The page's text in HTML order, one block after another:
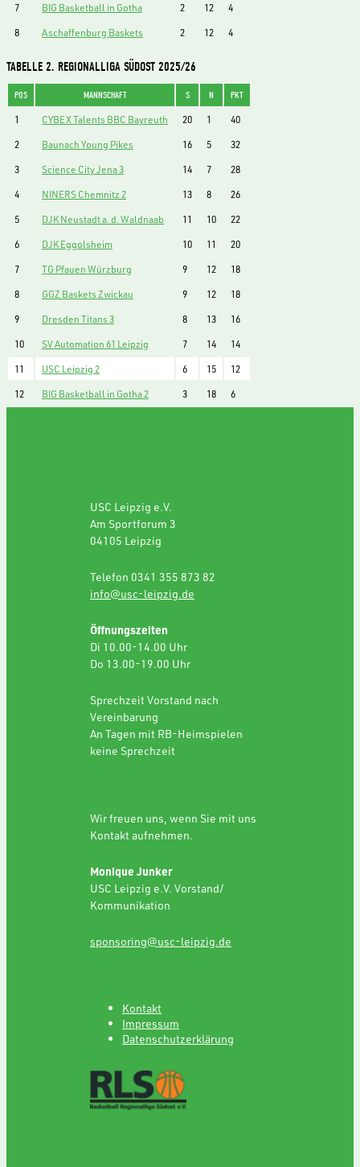
7
BIG Basketball in Gotha 2 12
4
8
Aschaffenburg Baskets 2 12 4
TABELLE 2. REGIONALLIGA SÜDOST 2025/26
POS MANNSCHAFT S N PKT
1 CYBEX Talents BBC Bayreuth 20 1
40
2
Baunach Young Pikes 16 5
32
3
Science City Jena 3 14 7
28
4
NINERS Chemnitz 2 13 8
26
5
DJK Neustadt a. d. Waldnaab 11 10
22
6
DJK Eggolsheim 10 11
20
7
TG Pfauen Würzburg 9 12
18
8
GGZ Baskets Zwickau 9 12
18
9
Dresden Titans 3 8 13
16
10
SV Automation 61 Leipzig 7 14
14
11
USC Leipzig 2 6 15
12
12
BIG Basketball in Gotha 2 3 18 6
USC Leipzig e.V.
Am Sportforum 3
04105 Leipzig
Telefon 0341 355 873 82
info@usc-leipzig.de
Öffnungszeiten
Di 10.00-14.00 Uhr
Do 13.00-19.00 Uhr
Sprechzeit Vorstand nach
Vereinbarung
An Tagen mit RB-Heimspielen
keine Sprechzeit
Wir freuen uns, wenn Sie mit uns
Kontakt aufnehmen.
Monique Junker
USC Leipzig e.V. Vorstand/
Kommunikation
sponsoring@usc-leipzig.de
Kontakt
Impressum
Datenschutzerklärung